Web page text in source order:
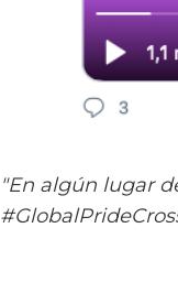
"En algún lugar